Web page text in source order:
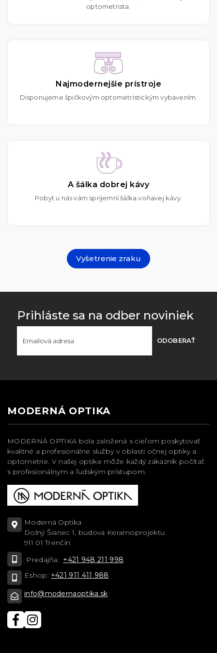
optometrista.
Najmodernejšie prístroje
Disponujeme špičkovým optometristickým vybavením.
A šálka dobrej kávy
Pobyt u nás vám spríjemní šálka voňavej kávy.
Vyšetrenie zraku
Prihláste sa na odber noviniek
ODOBERAŤ
MODERNÁ OPTIKA
MODERNÁ OPTIKA bola založená s cieľom poskytovať
kvalitné a profesionálne služby v oblasti očnej optiky a
optometrie. V našej optike môže každý zákazník počítať
s profesionálnym a ľudským prístupom.
Moderná Optika
Dolný Šianec 1, budova Keramoprojektu
911 01 Trenčín
Predajňa: +421 948 211 998
Eshop: +421 911 411 988
info@modernaoptika.sk